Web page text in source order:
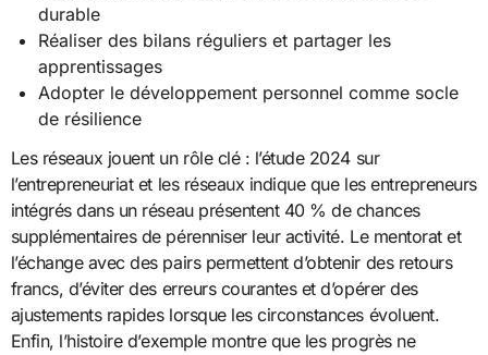
durable
Réaliser des bilans réguliers et partager les
apprentissages
Adopter le développement personnel comme socle
de résilience
Les réseaux jouent un rôle clé : l’étude 2024 sur
l’entrepreneuriat et les réseaux indique que les entrepreneurs
intégrés dans un réseau présentent 40 % de chances
supplémentaires de pérenniser leur activité. Le mentorat et
l’échange avec des pairs permettent d’obtenir des retours
francs, d’éviter des erreurs courantes et d’opérer des
ajustements rapides lorsque les circonstances évoluent.
Enfin, l’histoire d’exemple montre que les progrès ne